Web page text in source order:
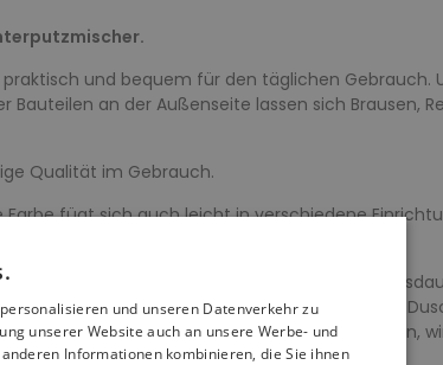
und bequem für den täglichen Gebrauch.
an der Außenseite lassen sich Brausen,
Qualität im Gebrauch.
fügt sich auch leicht in verschiedene
von Kalkablagerungen erleichtert, die
lassen sich Kalkablagerungen beim täglichen
neu. Um die Ästhetik des Produkts zu erhalten,
und unseren Datenverkehr zu
unserer Website auch an unsere Werbe- und
Informationen kombinieren, die Sie ihnen